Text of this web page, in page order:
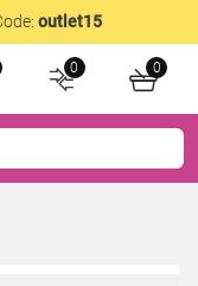
outlet15
0 0